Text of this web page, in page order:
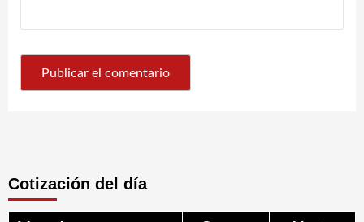
Cotización del día